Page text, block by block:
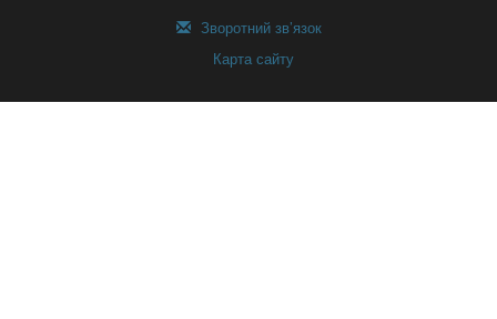
Зворотний зв’язок
Карта сайту